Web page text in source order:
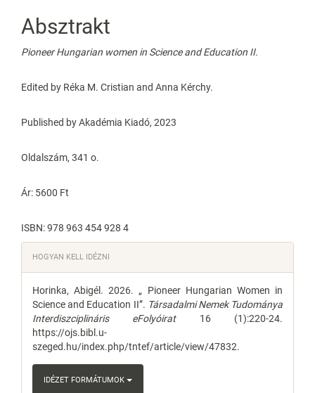
Absztrakt
Pioneer Hungarian women in Science and Education II.
Edited by Réka M. Cristian and Anna Kérchy.
Published by Akadémia Kiadó, 2023
Oldalszám, 341 o.
Ár: 5600 Ft
ISBN: 978 963 454 928 4
Article
Details
HOGYAN KELL IDÉZNI
Horinka, Abigél. 2026. „ Pioneer Hungarian Women in
Science and Education II”. Társadalmi Nemek Tudománya
Interdiszciplináris eFolyóirat16 (1):220-24.
https://ojs.bibl.u-
szeged.hu/index.php/tntef/article/view/47832.
IDÉZET FORMÁTUMOK